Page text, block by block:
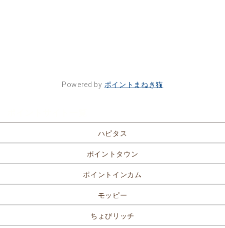
Powered by ポイントまねき猫
ハピタス
ポイントタウン
ポイントインカム
モッピー
ちょびリッチ